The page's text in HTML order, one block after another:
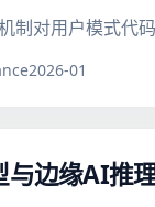
制对用户模式代
2026-01
边缘AI推